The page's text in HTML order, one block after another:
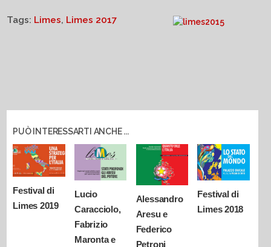
Tags: Limes, Limes 2017
PUÒ INTERESSARTI ANCHE ...
Festival di
Limes 2019
Lucio
Caracciolo,
Fabrizio
Maronta e
Alessandro
Aresu e
Federico
Petroni
Festival di
Limes 2018